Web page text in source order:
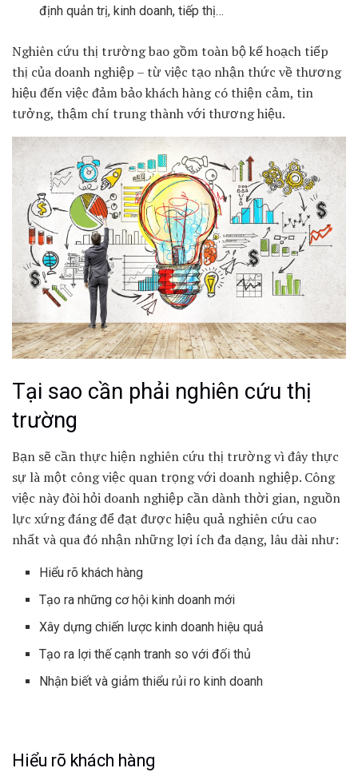
định quản trị, kinh doanh, tiếp thị…
Nghiên cứu thị trường bao gồm toàn bộ kế hoạch tiếp
thị của doanh nghiệp – từ việc tạo nhận thức về thương
hiệu đến việc đảm bảo khách hàng có thiện cảm, tin
tưởng, thậm chí trung thành với thương hiệu.
Tại sao cần phải nghiên cứu thị
trường
Bạn sẽ cần thực hiện nghiên cứu thị trường vì đây thực
sự là một công việc quan trọng với doanh nghiệp. Công
việc này đòi hỏi doanh nghiệp cần dành thời gian, nguồn
lực xứng đáng để đạt được hiệu quả nghiên cứu cao
nhất và qua đó nhận những lợi ích đa dạng, lâu dài như:
Hiểu rõ khách hàng
Tạo ra những cơ hội kinh doanh mới
Xây dựng chiến lược kinh doanh hiệu quả
Tạo ra lợi thế cạnh tranh so với đối thủ
Nhận biết và giảm thiểu rủi ro kinh doanh
Hiểu rõ khách hàng